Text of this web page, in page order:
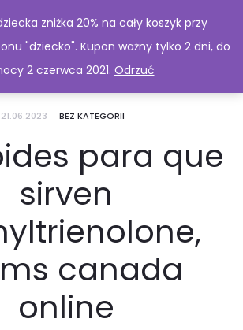
21.06.2023 BEZ KATEGORII
para que
sirven
canada
online
zniżka 20% na cały koszyk przy
"dziecko". Kupon ważny tylko 2 dni, do
2 czerwca 2021. Odrzuć